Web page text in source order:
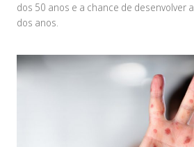
dos 50 anos e a chance de desenvolver
dos anos.